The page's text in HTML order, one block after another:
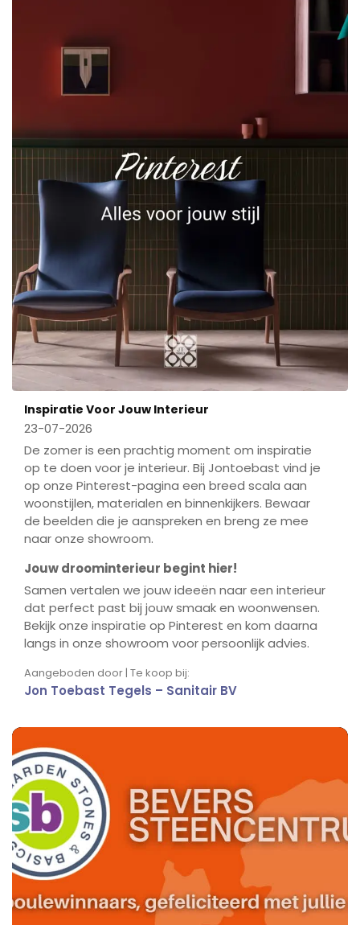
Inspiratie Voor Jouw Interieur
23-07-2026
De zomer is een prachtig moment om inspiratie
op te doen voor je interieur. Bij Jontoebast vind je
op onze Pinterest-pagina een breed scala aan
woonstijlen, materialen en binnenkijkers. Bewaar
de beelden die je aanspreken en breng ze mee
naar onze showroom.
Jouw droominterieur begint hier!
Samen vertalen we jouw ideeën naar een interieur
dat perfect past bij jouw smaak en woonwensen.
Bekijk onze inspiratie op Pinterest en kom daarna
langs in onze showroom voor persoonlijk advies.
Aangeboden door | Te koop bij:
Jon Toebast Tegels – Sanitair BV